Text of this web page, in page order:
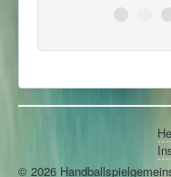
© 2026